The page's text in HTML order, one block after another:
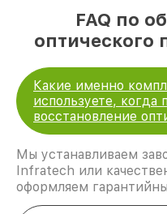
FAQ по
оптического
Какие именно
используете, когда
восстановление
Мы устанавливаем
Infratech или
оформляем